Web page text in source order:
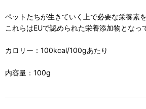
ペットたちが生きていく上で必要な栄養素
これらはEUで認められた栄養添加物となっ
カロリー：100kcal/100gあたり
内容量：100g